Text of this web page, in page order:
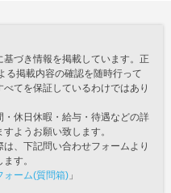
づき情報を掲載しています。正
る掲載内容の確認を随時行って
てを保証しているわけではあり
休日休暇・給与・待遇などの詳
ようお願い致します。
、下記問い合わせフォームより
す。
ーム(質問箱) 」